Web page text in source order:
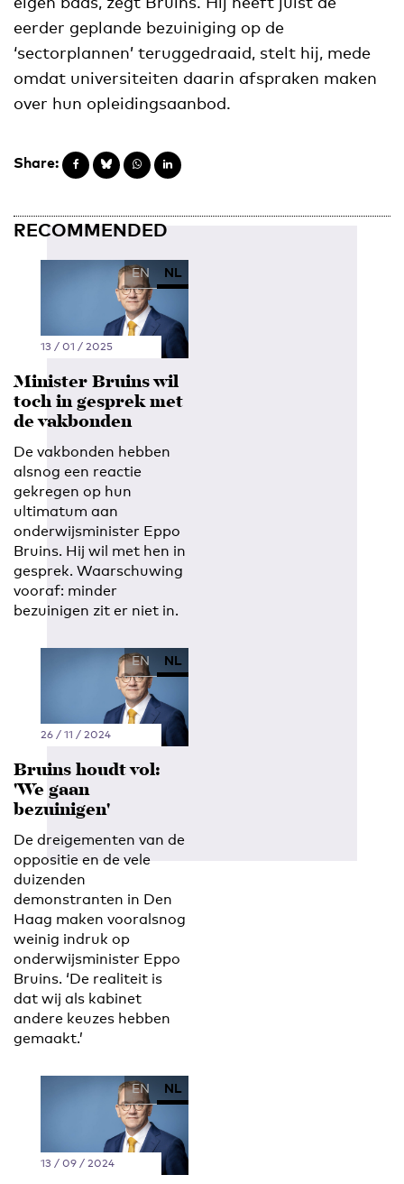
eerder geplande bezuiniging op de
‘sectorplannen’ teruggedraaid, stelt hij, mede
omdat universiteiten daarin afspraken maken
over hun opleidingsaanbod.
Share:
RECOMMENDED
EN NL
13 / 01 / 2025
Minister Bruins wil
toch in gesprek met
de vakbonden
De vakbonden hebben
alsnog een reactie
gekregen op hun
ultimatum aan
onderwijsminister Eppo
Bruins. Hij wil met hen in
gesprek. Waarschuwing
vooraf: minder
bezuinigen zit er niet in.
EN NL
26 / 11 / 2024
Bruins houdt vol:
'We gaan
bezuinigen'
De dreigementen van de
oppositie en de vele
duizenden
demonstranten in Den
Haag maken vooralsnog
weinig indruk op
onderwijsminister Eppo
Bruins. ‘De realiteit is
dat wij als kabinet
andere keuzes hebben
gemaakt.’
EN NL
13 / 09 / 2024